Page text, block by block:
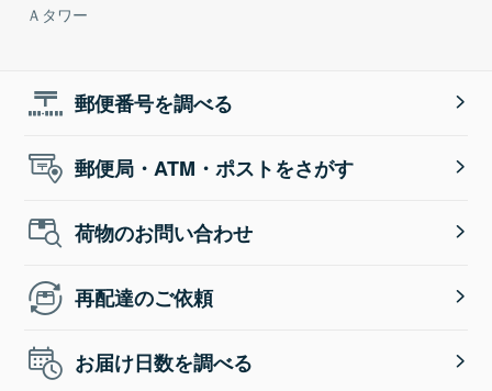
Ａタワー
郵便番号を調べる
郵便局・ATM・ポストをさがす
荷物のお問い合わせ
再配達のご依頼
お届け日数を調べる